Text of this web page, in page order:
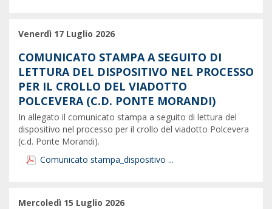
Venerdì 17 Luglio 2026
COMUNICATO STAMPA A SEGUITO DI
LETTURA DEL DISPOSITIVO NEL PROCESSO
PER IL CROLLO DEL VIADOTTO
POLCEVERA (C.D. PONTE MORANDI)
In allegato il comunicato stampa a seguito di lettura del
dispositivo nel processo per il crollo del viadotto Polcevera
(c.d. Ponte Morandi).
Comunicato stampa_dispositivo ...
Mercoledì 15 Luglio 2026